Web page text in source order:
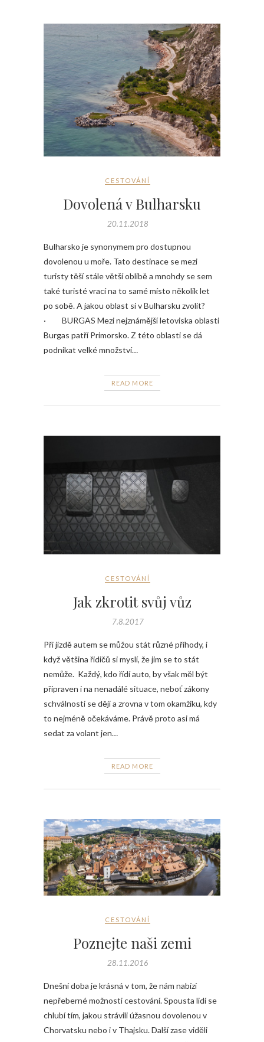
CESTOVÁNÍ
Dovolená v Bulharsku
20.11.2018
Bulharsko je synonymem pro dostupnou
dovolenou u moře. Tato destinace se mezi
turisty těší stále větší oblibě a mnohdy se sem
také turisté vrací na to samé místo několik let
po sobě. A jakou oblast si v Bulharsku zvolit?
· BURGAS Mezi nejznámější letoviska oblasti
Burgas patří Primorsko. Z této oblasti se dá
podnikat velké množství…
READ MORE
CESTOVÁNÍ
Jak zkrotit svůj vůz
7.8.2017
Při jízdě autem se můžou stát různé příhody, i
když většina řidičů si myslí, že jim se to stát
nemůže. Každý, kdo řídí auto, by však měl být
připraven i na nenadálé situace, neboť zákony
schválnosti se dějí a zrovna v tom okamžiku, kdy
to nejméně očekáváme. Právě proto asi má
sedat za volant jen…
READ MORE
CESTOVÁNÍ
Poznejte naši zemi
28.11.2016
Dnešní doba je krásná v tom, že nám nabízí
nepřeberné možnosti cestování. Spousta lidí se
chlubí tím, jakou strávili úžasnou dovolenou v
Chorvatsku nebo i v Thajsku. Další zase viděli